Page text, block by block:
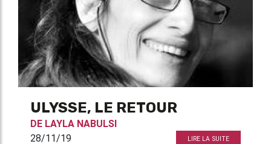
ULYSSE, LE RETOUR
DE LAYLA NABULSI
28/11/19
LIRE LA SUITE